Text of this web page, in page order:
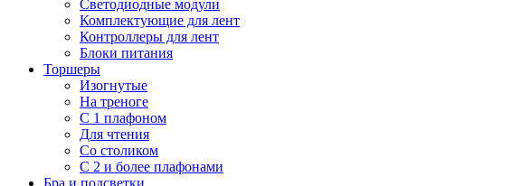
Светодиодные модули
Комплектующие для лент
Контроллеры для лент
Блоки питания
Торшеры
Изогнутые
На треноге
С 1 плафоном
Для чтения
Со столиком
С 2 и более плафонами
Бра и подсветки